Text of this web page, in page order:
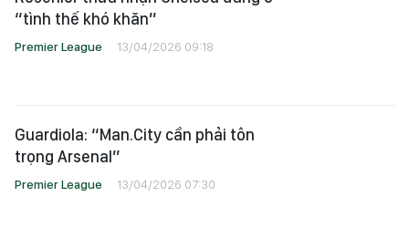
“tình thế khó khăn”
Premier League 13/04/2026 09:18
Guardiola: “Man.City cần phải tôn
trọng Arsenal”
Premier League 13/04/2026 07:30